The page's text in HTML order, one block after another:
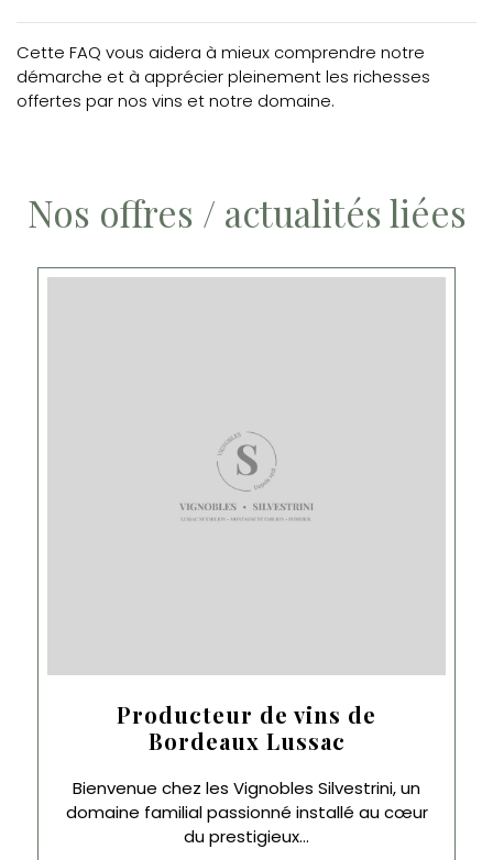
Cette FAQ vous aidera à mieux comprendre notre
démarche et à apprécier pleinement les richesses
offertes par nos vins et notre domaine.
Nos offres / actualités liées
Producteur de vins de
Bordeaux Lussac
Bienvenue chez les Vignobles Silvestrini, un
domaine familial passionné installé au cœur
du prestigieux...